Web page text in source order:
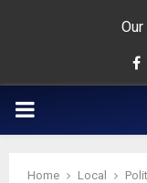
PRIMARY
Home Local